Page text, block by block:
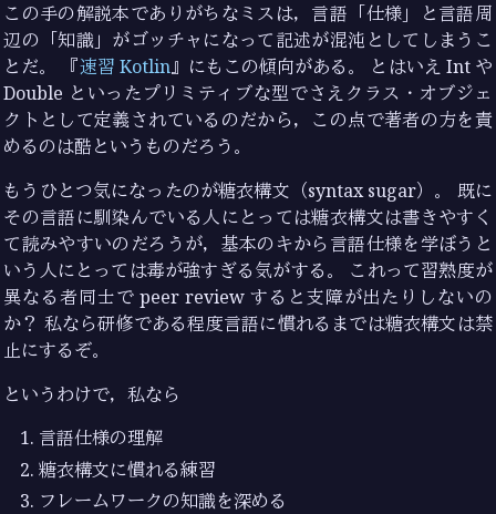
この手の解説本でありがちなミスは，言語「仕様」と言語周
辺の「知識」がゴッチャになって記述が混沌としてしまうこ
とだ。 『速習 Kotlin』にもこの傾向がある。 とはいえ Int や
Double といったプリミティブな型でさえクラス・オブジェ
クトとして定義されているのだから，この点で著者の方を責
めるのは酷というものだろう。
もうひとつ気になったのが糖衣構文（syntax sugar）。 既に
その言語に馴染んでいる人にとっては糖衣構文は書きやすく
て読みやすいのだろうが，基本のキから言語仕様を学ぼうと
いう人にとっては毒が強すぎる気がする。 これって習熟度が
異なる者同士で peer review すると支障が出たりしないの
か？ 私なら研修である程度言語に慣れるまでは糖衣構文は禁
止にするぞ。
というわけで，私なら
言語仕様の理解
糖衣構文に慣れる練習
フレームワークの知識を深める